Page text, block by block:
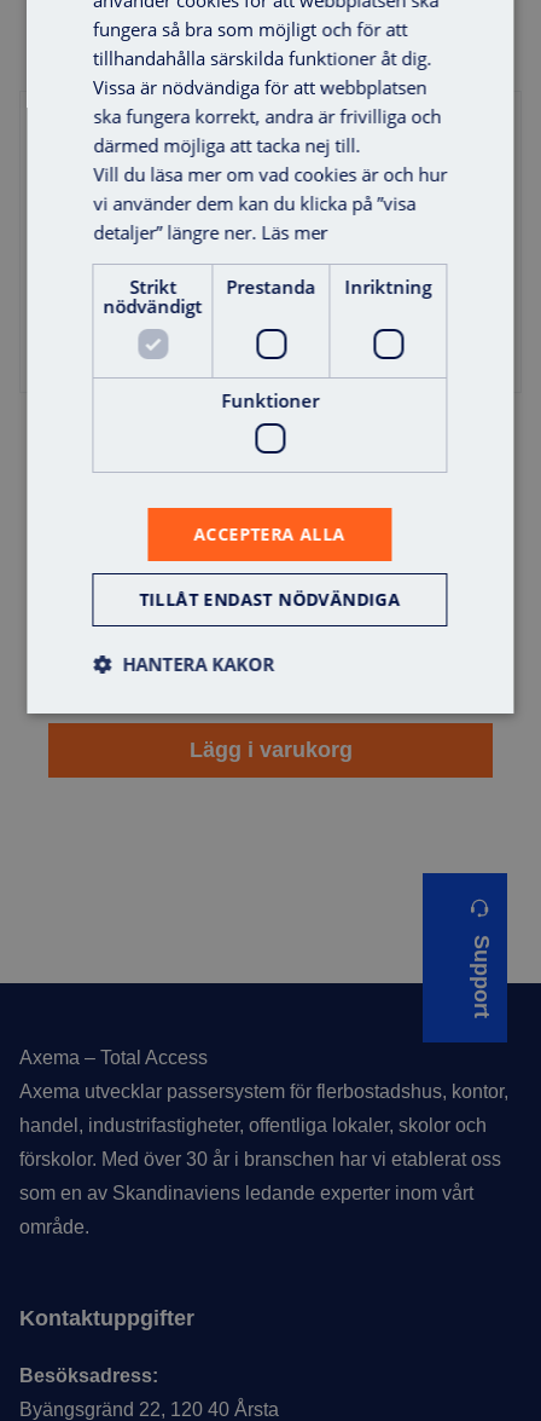
Support
AX-Power PB-2450 Switch-8
Lägg i varukorg
Axema – Total Access
Axema utvecklar passersystem för flerbostadshus, kontor,
handel, industrifastigheter, offentliga lokaler, skolor och
förskolor. Med över 30 år i branschen har vi etablerat oss
som en av Skandinaviens ledande experter inom vårt
område.
Kontaktuppgifter
Besöksadress:
Byängsgränd 22, 120 40 Årsta
fungera så bra som möjligt och för att
tillhandahålla särskilda funktioner åt dig.
Vissa är nödvändiga för att webbplatsen
ska fungera korrekt, andra är frivilliga och
därmed möjliga att tacka nej till.
Vill du läsa mer om vad cookies är och hur
vi använder dem kan du klicka på ”visa
detaljer” längre ner. Läs mer
Strikt
nödvändigt
Prestanda Inriktning
Funktioner
ACCEPTERA ALLA
TILLÅT ENDAST NÖDVÄNDIGA
HANTERA KAKOR